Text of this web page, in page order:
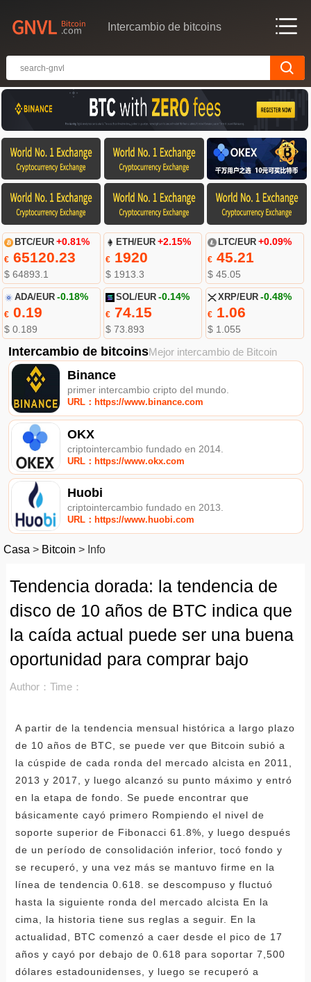
Intercambio de bitcoins
BTC/EUR +0.81%
€65120.23
$ 64893.1
ETH/EUR +2.15%
€ 1920
$ 1913.3
LTC/EUR +0.09%
€45.21
$ 45.05
ADA/EUR -0.18%
€0.19
$ 0.189
SOL/EUR -0.14%
€ 74.15
$ 73.893
XRP/EUR -0.48%
€1.06
$ 1.055
Intercambio de bitcoinsMejor intercambio de Bitcoin
Binance
primer intercambio cripto del mundo.
URL：https://www.binance.com
OKX
criptointercambio fundado en 2014.
URL：https://www.okx.com
Huobi
criptointercambio fundado en 2013.
URL：https://www.huobi.com
Casa > Bitcoin > Info
Tendencia dorada: la tendencia de
disco de 10 años de BTC indica que
la caída actual puede ser una buena
oportunidad para comprar bajo
Author： Time：
A partir de la tendencia mensual histórica a largo plazo
de 10 años de BTC, se puede ver que Bitcoin subió a
la cúspide de cada ronda del mercado alcista en 2011,
2013 y 2017, y luego alcanzó su punto máximo y entró
en la etapa de fondo. Se puede encontrar que
básicamente cayó primero Rompiendo el nivel de
soporte superior de Fibonacci 61.8%, y luego después
de un período de consolidación inferior, tocó fondo y
se recuperó, y una vez más se mantuvo firme en la
línea de tendencia 0.618. se descompuso y fluctuó
hasta la siguiente ronda del mercado alcista En la
cima, la historia tiene sus reglas a seguir. En la
actualidad, BTC comenzó a caer desde el pico de 17
años y cayó por debajo de 0.618 para soportar 7,500
dólares estadounidenses, y luego se recuperó a